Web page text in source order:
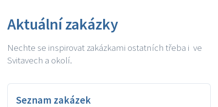
Aktuální zakázky
Nechte se inspirovat zakázkami ostatních třeba i ve
Svitavech a okolí.
Seznam zakázek